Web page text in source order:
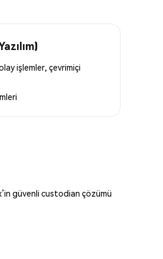
işlemler, çevrimiçi
güvenli custodian çözümü